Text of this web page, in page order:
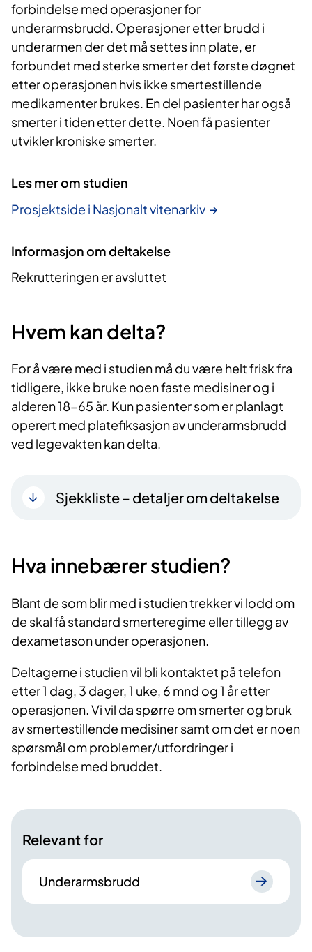
forbindelse med operasjoner for
underarmsbrudd. Operasjoner etter brudd i
underarmen der det må settes inn plate, er
forbundet med sterke smerter det første døgnet
etter operasjonen hvis ikke smertestillende
medikamenter brukes. En del pasienter har også
smerter i tiden etter dette. Noen få pasienter
utvikler kroniske smerter.
Les mer om studien
Prosjektside i Nasjonalt vitenarkiv
Informasjon om deltakelse
Rekrutteringen er avsluttet
Hvem kan delta?
For å være med i studien må du være helt frisk fra
tidligere, ikke bruke noen faste medisiner og i
alderen 18-65 år. Kun pasienter som er planlagt
operert med platefiksasjon av underarmsbrudd
ved legevakten kan delta.
Sjekkliste – detaljer om deltakelse
Hva innebærer studien?
Blant de som blir med i studien trekker vi lodd om
de skal få standard smerteregime eller tillegg av
dexametason under operasjonen.
Deltagerne i studien vil bli kontaktet på telefon
etter 1 dag, 3 dager, 1 uke, 6 mnd og 1 år etter
operasjonen. Vi vil da spørre om smerter og bruk
av smertestillende medisiner samt om det er noen
spørsmål om problemer/utfordringer i
forbindelse med bruddet.
Relevant for
Underarmsbrudd